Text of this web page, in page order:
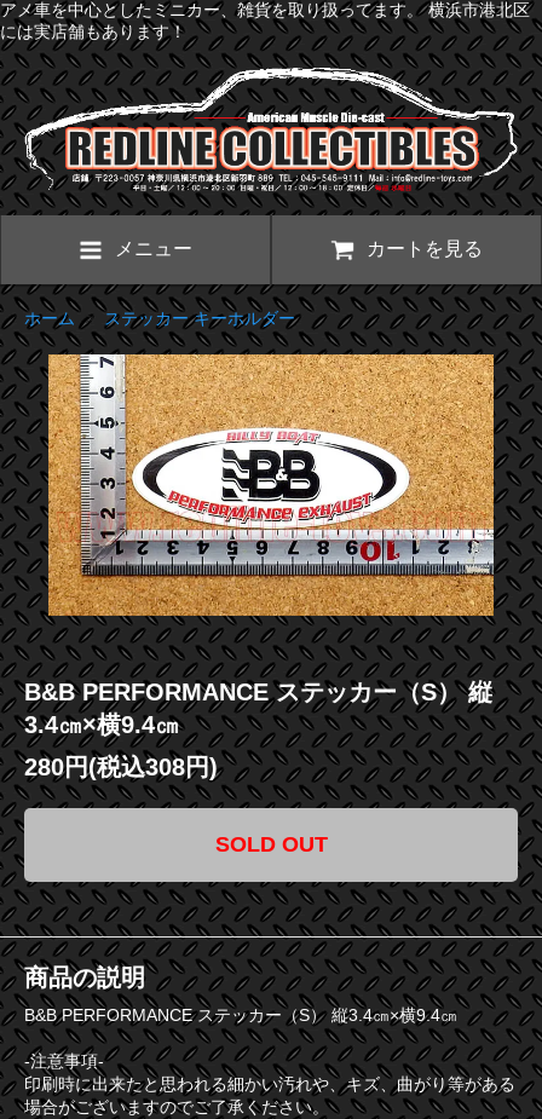
アメ車を中心としたミニカー、雑貨を取り扱ってます。 横浜市港北区
には実店舗もあります！
メニュー カートを見る
ホーム>ステッカー キーホルダー
B&B PERFORMANCE ステッカー（S） 縦
3.4㎝×横9.4㎝
280円(税込308円)
SOLD OUT
商品の説明
B&B PERFORMANCE ステッカー（S） 縦3.4㎝×横9.4㎝
-注意事項-
印刷時に出来たと思われる細かい汚れや、キズ、曲がり等がある
場合がございますのでご了承ください。